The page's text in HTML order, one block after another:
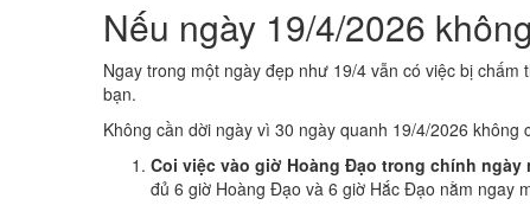
Nếu ngày 19/4/2026
Ngay trong một ngày đẹp như 19/4 vẫn có việc bị
bạn.
Không cần dời ngày vì 30 ngày quanh 19/4/2026 không
Coi việc vào giờ Hoàng Đạo trong chính ngày
đủ 6 giờ Hoàng Đạo và 6 giờ Hắc Đạo nằm ngay